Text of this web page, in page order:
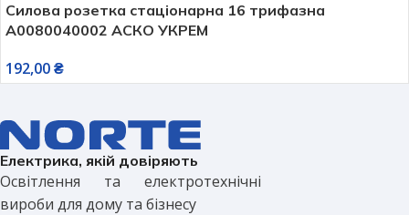
Силова розетка стаціонарна 16 трифазна
A0080040002 АСКО УКРЕМ
192,00₴
Електрика, якій довіряють
Освітлення та електротехнічні
вироби для дому та бізнесу